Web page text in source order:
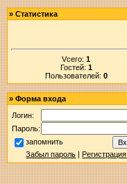
» Статистика
Vсего:1
Гостей: 1
Пользователей: 0
» Форма входа
Логин:
Пароль:
запомнить
Забыл пароль |Регистрация